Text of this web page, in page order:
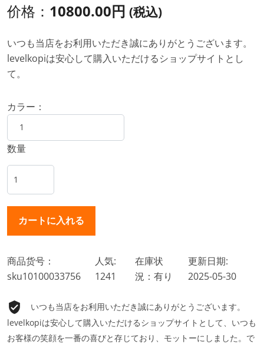
价格： 10800.00円 (税込)
いつも当店をお利用いただき誠にありがとうございます。
levelkopiは安心して購入いただけるショップサイトとし
て。
カラー：
数量
商品货号：
sku10100033756
人気:
1241
在庫状
況：有り
更新日期:
2025-05-30
いつも当店をお利用いただき誠にありがとうございます。
levelkopiは安心して購入いただけるショップサイトとして、いつも
お客様の笑顔を一番の喜びと存じており、モットーにしました。で